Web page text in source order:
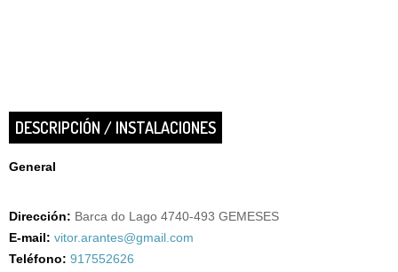
DESCRIPCIÓN / INSTALACIONES
General
Dirección: Barca do Lago 4740-493 GEMESES
E-mail: vitor.arantes@gmail.com
Teléfono: 917552626